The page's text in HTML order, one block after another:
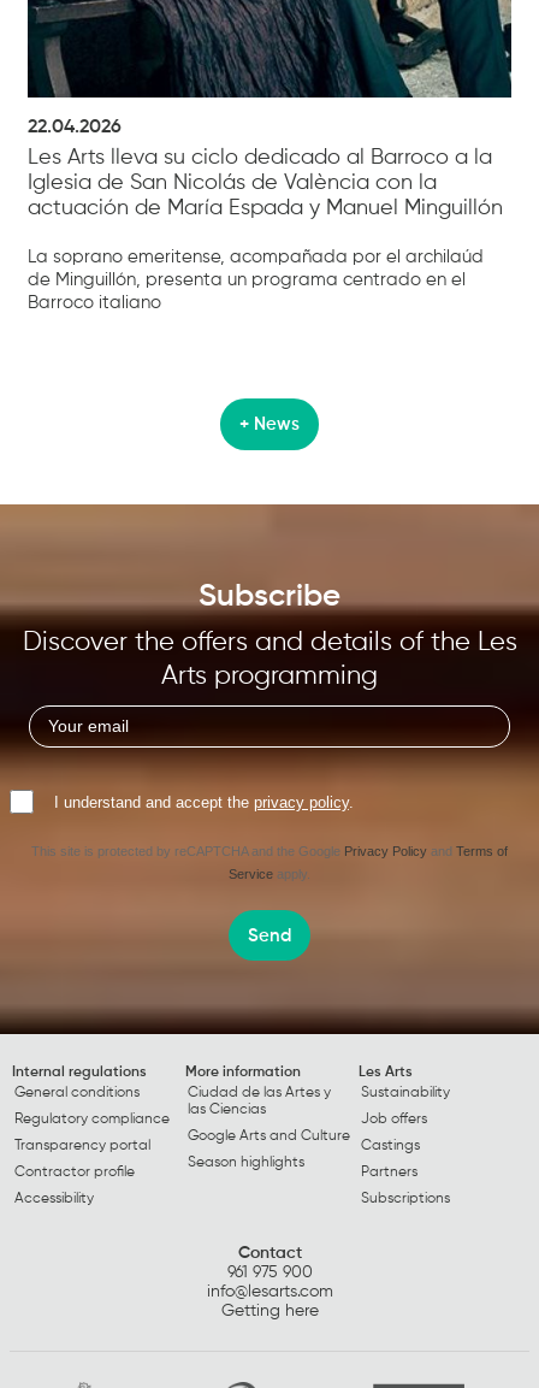
22.04.2026
Les Arts lleva su ciclo dedicado al Barroco a la
Iglesia de San Nicolás de València con la
actuación de María Espada y Manuel Minguillón
La soprano emeritense, acompañada por el archilaúd
de Minguillón, presenta un programa centrado en el
Barroco italiano
+ News
Subscribe
Discover the offers and details of the Les
Arts programming
I understand and accept the privacy policy.
This site is protected by reCAPTCHA and the Google Privacy Policy and Terms of
Service apply.
Send
Internal regulations
General conditions
Regulatory compliance
Transparency portal
Contractor profile
Accessibility
More information
Ciudad de las Artes y
las Ciencias
Google Arts and Culture
Season highlights
Les Arts
Sustainability
Job offers
Castings
Partners
Subscriptions
Contact
961 975 900
info@lesarts.com
Getting here